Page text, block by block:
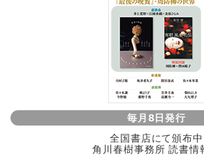
毎月8日発行
全国書店にて頒布中
角川春樹事務所 読書情